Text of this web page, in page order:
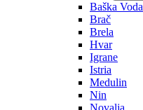
Baška Voda
Brač
Brela
Hvar
Igrane
Istria
Medulin
Nin